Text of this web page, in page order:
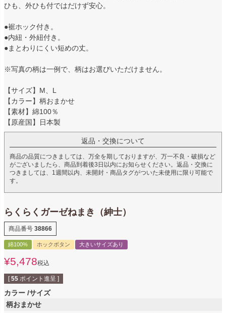
ひも、外ひも付ではだけず安心。
●裾ホック付き。
●内紐・外紐付き。
●まとわりにくい短めの丈。
※写真の柄は一例で、柄はお選びいただけません。
【サイズ】M、L
【カラー】柄おまかせ
【素材】綿100％
【原産国】日本製
返品・交換について
商品の品質につきましては、万全を期しておりますが、万一不良・破損など
がございましたら、商品到着後3日以内にお知らせください。返品・交換に
つきましては、1週間以内、未開封・商品タグがついた未使用に限り可能で
す。
らくらくガーゼねまき（紳士）
商品番号 38866
綿100% ホックボタン 大きいサイズあり
¥5,478税込
[ 55 ポイント進呈 ]
カラー サイズ
柄おまかせ